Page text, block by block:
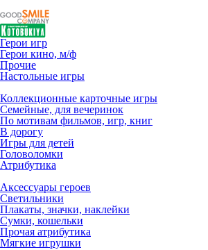
Герои игр
Герои кино, м/ф
Прочие
Настольные игры
Коллекционные карточные игры
Семейные, для вечеринок
По мотивам фильмов, игр, книг
В дорогу
Игры для детей
Головоломки
Атрибутика
Аксессуары героев
Светильники
Плакаты, значки, наклейки
Сумки, кошельки
Прочая атрибутика
Мягкие игрушки